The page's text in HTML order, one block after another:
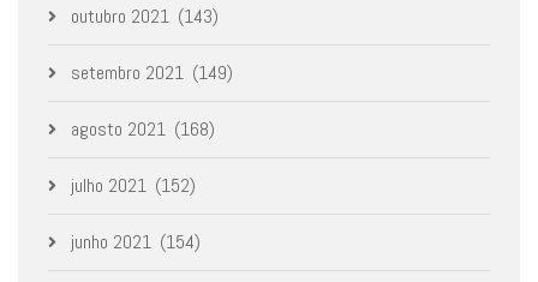
outubro 2021 (143)
setembro 2021 (149)
agosto 2021 (168)
julho 2021 (152)
junho 2021 (154)